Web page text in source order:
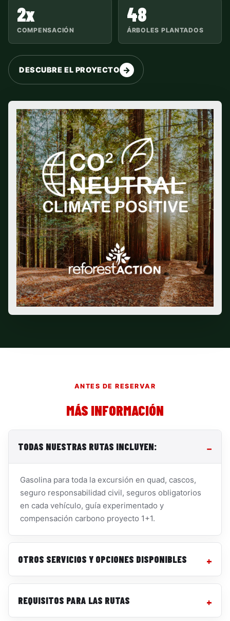
2x
COMPENSACIÓN
48
ÁRBOLES PLANTADOS
DESCUBRE EL PROYECTO
ANTES DE RESERVAR
MÁS INFORMACIÓN
TODAS NUESTRAS RUTAS INCLUYEN:
Gasolina para toda la excursión en quad, cascos,
seguro responsabilidad civil, seguros obligatorios
en cada vehículo, guía experimentado y
compensación carbono proyecto 1+1.
OTROS SERVICIOS Y OPCIONES DISPONIBLES
REQUISITOS PARA LAS RUTAS